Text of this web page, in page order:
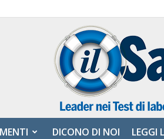
DICONO DI NOI LEGGI